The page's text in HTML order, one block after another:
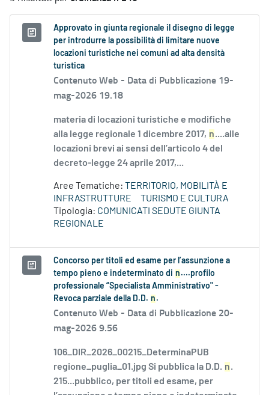
Approvato in giunta regionale il disegno di legge
per introdurre la possibilità di limitare nuove
locazioni turistiche nei comuni ad alta densità
turistica
Contenuto Web - Data di Pubblicazione 19-
mag-2026 19.18
materia di locazioni turistiche e modifiche
alla legge regionale 1 dicembre 2017, n....alle
locazioni brevi ai sensi dell’articolo 4 del
decreto-legge 24 aprile 2017,...
Aree Tematiche: TERRITORIO, MOBILITÀ E
INFRASTRUTTURE
TURISMO E CULTURA
Tipologia: COMUNICATI SEDUTE GIUNTA
REGIONALE
Concorso per titoli ed esame per l’assunzione a
tempo pieno e indeterminato di n ....profilo
professionale “Specialista Amministrativo" -
Revoca parziale della D.D. n .
Contenuto Web - Data di Pubblicazione 20-
mag-2026 9.56
106_DIR_2026_00215_DeterminaPUB
regione_puglia_01.jpg Si pubblica la D.D. n.
215...pubblico, per titoli ed esame, per